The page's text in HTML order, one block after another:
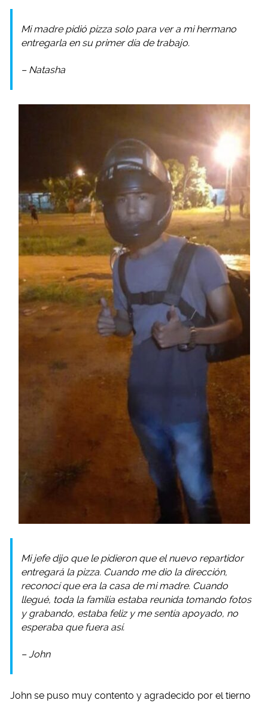
Mi madre pidió pizza solo para ver a mi hermano
entregarla en su primer día de trabajo.
– Natasha
Mi jefe dijo que le pidieron que el nuevo repartidor
entregará la pizza. Cuando me dio la dirección,
reconocí que era la casa de mi madre. Cuando
llegué, toda la familia estaba reunida tomando fotos
y grabando, estaba feliz y me sentía apoyado, no
esperaba que fuera así.
– John
John se puso muy contento y agradecido por el tierno